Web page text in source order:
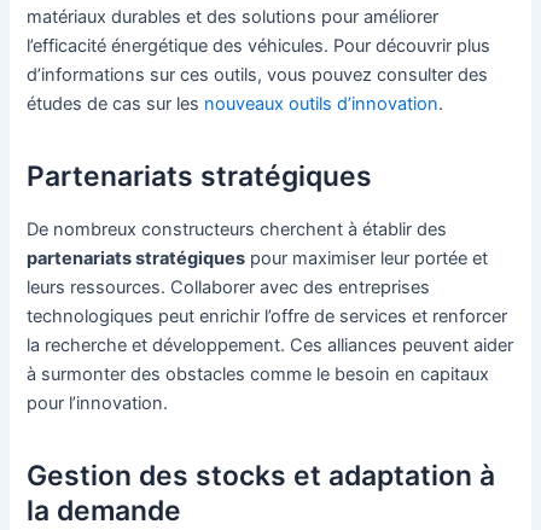
matériaux durables et des solutions pour améliorer
l’efficacité énergétique des véhicules. Pour découvrir plus
d’informations sur ces outils, vous pouvez consulter des
études de cas sur les nouveaux outils d’innovation.
Partenariats stratégiques
De nombreux constructeurs cherchent à établir des
partenariats stratégiques pour maximiser leur portée et
leurs ressources. Collaborer avec des entreprises
technologiques peut enrichir l’offre de services et renforcer
la recherche et développement. Ces alliances peuvent aider
à surmonter des obstacles comme le besoin en capitaux
pour l’innovation.
Gestion des stocks et adaptation à
la demande